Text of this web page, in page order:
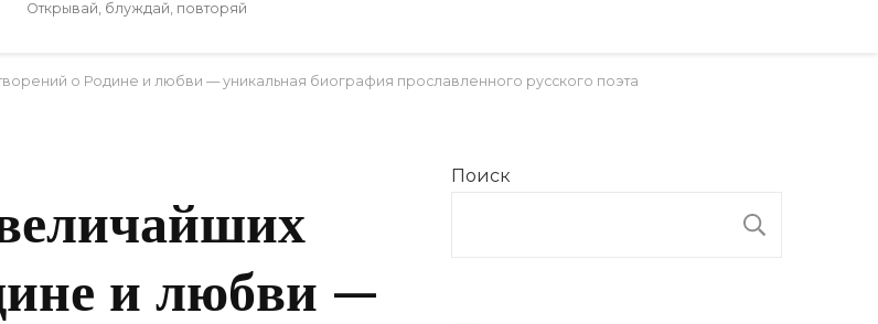
Открывай, блуждай, повторяй
о Родине и любви — уникальная биография прославленного русского поэта
и любви —
Поиск